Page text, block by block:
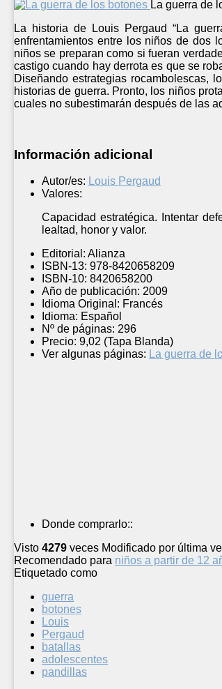
La guerra de
La historia de Louis Pergaud “La
enfrentamientos entre los niños de dos
niños se preparan como si fueran
castigo cuando hay derrota es que se
Diseñando estrategias rocambolescas,
historias de guerra. Pronto, los niños
cuales no subestimarán después de las
Información adicional
Autor/es: Louis Pergaud
Valores:
Capacidad estratégica. Intentar
lealtad, honor y valor.
Editorial: Alianza
ISBN-13: 978-8420658209
ISBN-10: 8420658200
Año de publicación: 2009
Idioma Original: Francés
Idioma: Español
Nº de páginas: 296
Precio: 9,02 (Tapa Blanda)
Ver algunas páginas: La guerra de
Donde comprarlo::
Visto 4279 veces Modificado por última
Recomendado para niños a partir de 12
Etiquetado como
guerra
botones
Louis
Pergaud
batallas
adolescentes
pandillas